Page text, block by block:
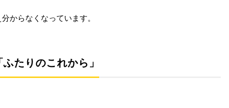
からなくなっています。
たりのこれから」